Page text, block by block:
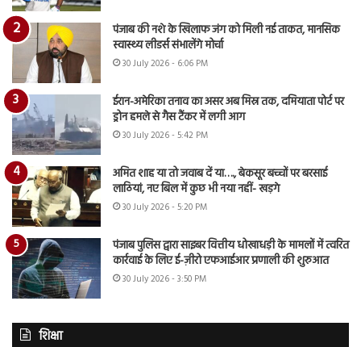
पंजाब की नशे के खिलाफ जंग को मिली नई ताकत, मानसिक
स्वास्थ्य लीडर्स संभालेंगे मोर्चा
30 July 2026 - 6:06 PM
ईरान-अमेरिका तनाव का असर अब मिस्र तक, दमियाता पोर्ट पर
ड्रोन हमले से गैस टैंकर में लगी आग
30 July 2026 - 5:42 PM
अमित शाह या तो जवाब दें या…., बेकसूर बच्चों पर बरसाई
लाठियां, नए बिल में कुछ भी नया नहीं- खड़गे
30 July 2026 - 5:20 PM
पंजाब पुलिस द्वारा साइबर वित्तीय धोखाधड़ी के मामलों में त्वरित
कार्रवाई के लिए ई-ज़ीरो एफआईआर प्रणाली की शुरुआत
30 July 2026 - 3:50 PM
शिक्षा